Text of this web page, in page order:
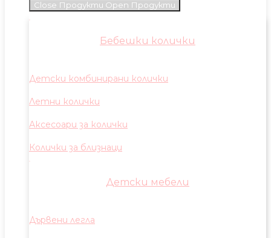
Close Продукти Open Продукти
Бебешки колички
Детски комбинирани колички
Летни колички
Аксесоари за колички
Колички за близнаци
Детски мебели
Дървени легла